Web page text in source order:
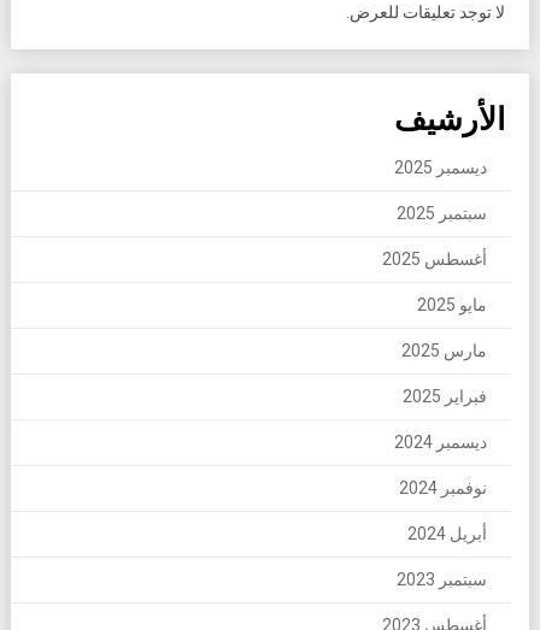
لا توجد تعليقات للعرض.
الأرشيف
ديسمبر 2025
سبتمبر 2025
أغسطس 2025
مايو 2025
مارس 2025
فبراير 2025
ديسمبر 2024
نوفمبر 2024
أبريل 2024
سبتمبر 2023
أغسطس 2023